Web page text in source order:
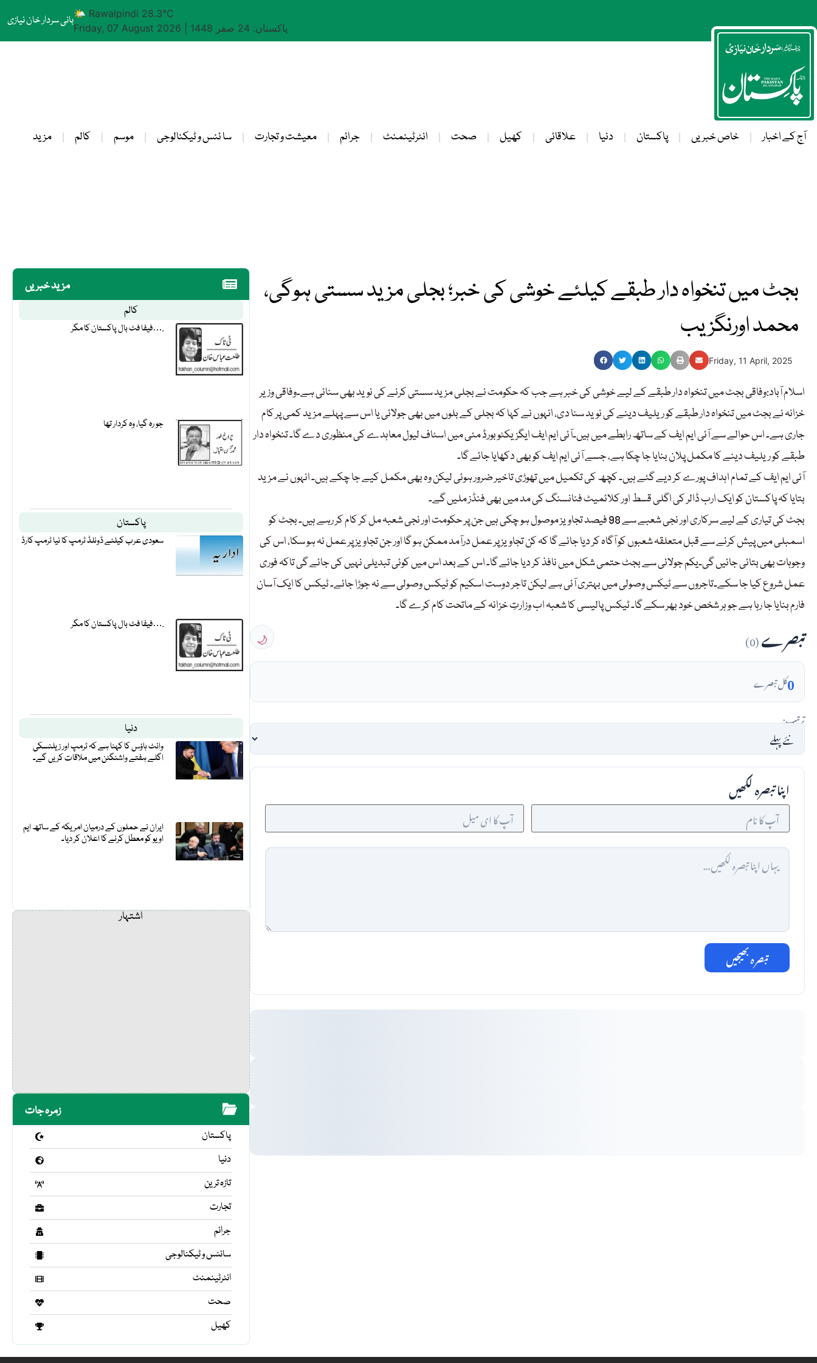
بانی سردار خان نیازی🌤 Rawalpindi 28.3°C
Friday, 07 August 2026
پاکستان: 24 صفر 1448
آج کے اخبار خاص خبریں پاکستان دنیا علاقائی کھیل صحت انٹرٹینمنٹ جرائم معیشت و تجارت سا ئنس و ٹیکنالوجی موسم کالم مزید
مزید خبریں
کالم
فیفا فٹ بال پاکستان کا مگر….
جو رہ گیا، وہ کردار تھا
پاکستان
سعودی عرب کیلئے ڈونلڈ ٹرمپ کا نیا ٹرمپ کارڈ
فیفا فٹ بال پاکستان کا مگر….
دنیا
وائٹ ہاؤس کا کہنا ہے کہ ٹرمپ اور زیلنسکی
اگلے ہفتے واشنگٹن میں ملاقات کریں گے۔
ایران نے حملوں کے درمیان امریکہ کے ساتھ ایم
او یو کو معطل کرنے کا اعلان کر دیا۔
اشتہار
زمرہ جات
پاکستان
دنیا
تازہ ترین
تجارت
جرائم
سائنس و ٹیکنالوجی
انٹرٹینمنٹ
صحت
کھیل
بجٹ میں تنخواہ دار طبقے کیلئے خوشی کی خبر؛ بجلی مزید سستی ہوگی،
محمد اورنگزیب
Friday, 11 April, 2025
اسلام آباد:وفاقی بجٹ میں تنخواہ دار طبقے کے لیے خوشی کی خبر ہے جب کہ حکومت نے بجلی مزید سستی کرنے کی نوید بھی سنائی ہے۔وفاقی وزیر
خزانہ نے بجٹ میں تنخواہ دار طبقے کو ریلیف دینے کی نوید سنا دی، انہوں نے کہا کہ بجلی کے بلوں میں بھی جولائی یا اس سے پہلے مزید کمی پر کام
جاری ہے۔ اس حوالے سے آئی ایم ایف کے ساتھ رابطے میں ہیں۔آئی ایم ایف ایگزیکٹو بورڈ مئی میں اسٹاف لیول معاہدے کی منظوری دے گا۔ تنخواہ دار
طبقے کو ریلیف دینے کا مکمل پلان بنایا جا چکا ہے، جسے آئی ایم ایف کو بھی دکھایا جائے گا۔
آئی ایم ایف کے تمام اہداف پورے کر دیے گئے ہیں۔ کچھ کی تکمیل میں تھوڑی تاخیر ضرور ہوئی لیکن وہ بھی مکمل کیے جا چکے ہیں۔ انہوں نے مزید
بتایا کہ پاکستان کو ایک ارب ڈالر کی اگلی قسط اور کلائمیٹ فنانسنگ کی مد میں بھی فنڈز ملیں گے۔
بجٹ کی تیاری کے لیے سرکاری اور نجی شعبے سے 98 فیصد تجاویز موصول ہو چکی ہیں جن پر حکومت اور نجی شعبہ مل کر کام کر رہے ہیں۔ بجٹ کو
اسمبلی میں پیش کرنے سے قبل متعلقہ شعبوں کو آگاہ کر دیا جائے گا کہ کن تجاویز پر عمل درآمد ممکن ہو گا اور جن تجاویز پر عمل نہ ہو سکا، اس کی
وجوہات بھی بتائی جائیں گی۔یکم جولائی سے بجٹ حتمی شکل میں نافذ کر دیا جائے گا۔ اس کے بعد اس میں کوئی تبدیلی نہیں کی جائے گی تاکہ فوری
عمل شروع کیا جا سکے۔تاجروں سے ٹیکس وصولی میں بہتری آئی ہے لیکن تاجر دوست اسکیم کو ٹیکس وصولی سے نہ جوڑا جائے۔ ٹیکس کا ایک آسان
فارم بنایا جا رہا ہے جو ہر شخص خود بھر سکے گا۔ ٹیکس پالیسی کا شعبہ اب وزارتِ خزانہ کے ماتحت کام کرے گا۔
تبصرے(0)
🌙
0کل تبصرے
ترتیب:
اپنا تبصرہ لکھیں
تبصرہ بھیجیں